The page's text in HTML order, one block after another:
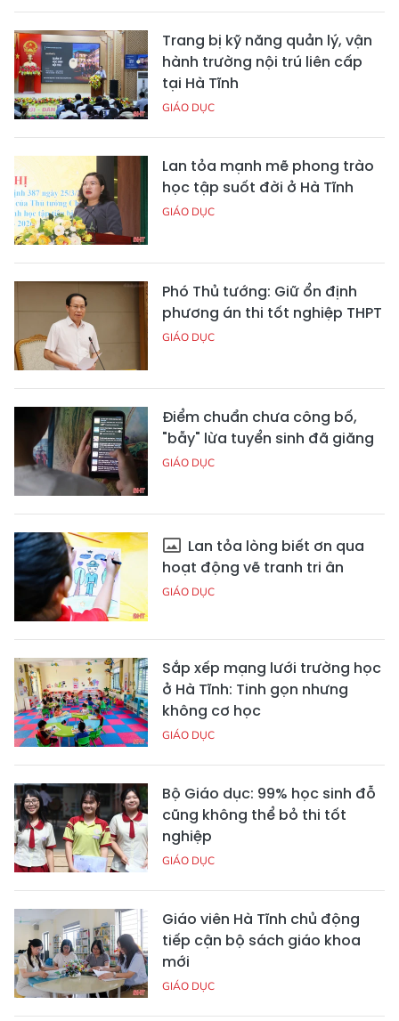
Trang bị kỹ năng quản lý, vận
hành trường nội trú liên cấp
tại Hà Tĩnh
GIÁO DỤC
Lan tỏa mạnh mẽ phong trào
học tập suốt đời ở Hà Tĩnh
GIÁO DỤC
Phó Thủ tướng: Giữ ổn định
phương án thi tốt nghiệp THPT
GIÁO DỤC
Điểm chuẩn chưa công bố,
"bẫy" lừa tuyển sinh đã giăng
GIÁO DỤC
Lan tỏa lòng biết ơn qua
hoạt động vẽ tranh tri ân
GIÁO DỤC
Sắp xếp mạng lưới trường học
ở Hà Tĩnh: Tinh gọn nhưng
không cơ học
GIÁO DỤC
Bộ Giáo dục: 99% học sinh đỗ
cũng không thể bỏ thi tốt
nghiệp
GIÁO DỤC
Giáo viên Hà Tĩnh chủ động
tiếp cận bộ sách giáo khoa
mới
GIÁO DỤC